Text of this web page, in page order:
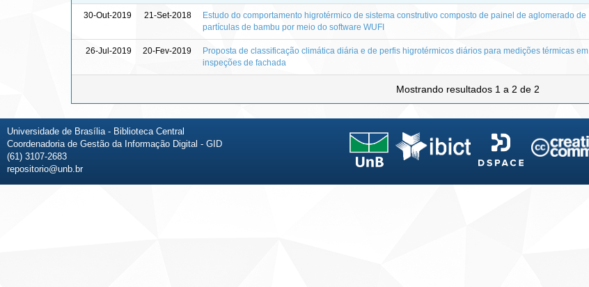
30-Out-2019 21-Set-2018
Estudo do comportamento higrotérmico de sistema construtivo composto de painel de aglomerado de
partículas de bambu por meio do software WUFI
26-Jul-2019 20-Fev-2019
Proposta de classificação climática diária e de perfis higrotérmicos diários para medições térmicas em
inspeções de fachada
Mostrando resultados 1 a 2 de 2
Universidade de Brasília - Biblioteca Central
Coordenadoria de Gestão da Informação Digital - GID
(61) 3107-2683
repositorio@unb.br